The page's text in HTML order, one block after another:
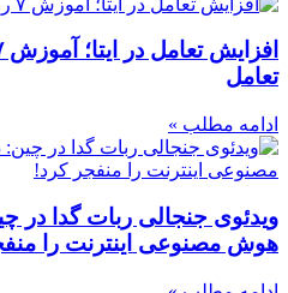
تعامل
ادامه مطلب »
ویدئوی جنجالی ربات گدا
هوش مصنوعی اینترنت را